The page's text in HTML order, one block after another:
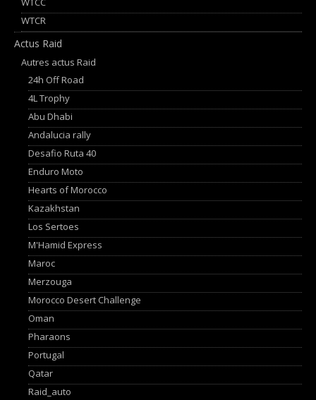
WTCR
Actus Raid
Autres actus Raid
24h Off Road
4L Trophy
Abu Dhabi
Andalucia rally
Desafio Ruta 40
Enduro Moto
Hearts of Morocco
Kazakhstan
Los Sertoes
M'Hamid Express
Maroc
Merzouga
Morocco Desert Challenge
Oman
Pharaons
Portugal
Qatar
Raid_auto